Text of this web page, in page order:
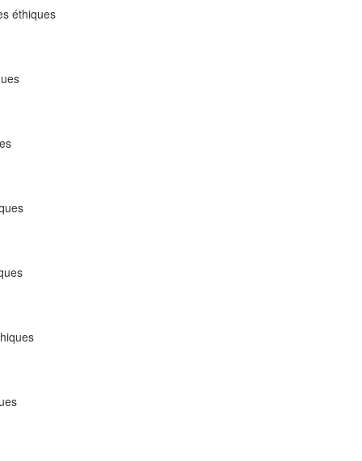
éthiques